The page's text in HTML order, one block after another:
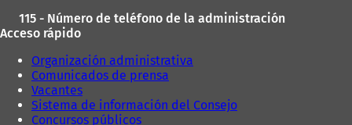
115 - Número de teléfono de la administración
Acceso rápido
Organización administrativa
Comunicados de prensa
Vacantes
Sistema de información del Consejo
Concursos públicos